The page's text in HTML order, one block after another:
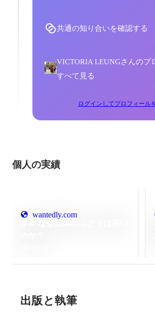
共通の知り合いを確認する
VICTORIA LEUNGさんのプ
すべて見る
ログインしてプロフィール
個人の実績
wantedly.com
出版と執筆